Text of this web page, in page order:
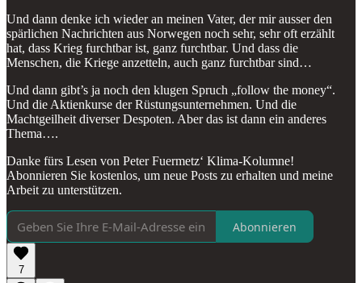
Und dann denke ich wieder an meinen Vater, der mir ausser den
spärlichen Nachrichten aus Norwegen noch sehr, sehr oft erzählt
hat, dass Krieg furchtbar ist, ganz furchtbar. Und dass die
Menschen, die Kriege anzetteln, auch ganz furchtbar sind…
Und dann gibt’s ja noch den klugen Spruch „follow the money“.
Und die Aktienkurse der Rüstungsunternehmen. Und die
Machtgeilheit diverser Despoten. Aber das ist dann ein anderes
Thema….
Danke fürs Lesen von Peter Fuermetz‘ Klima-Kolumne!
Abonnieren Sie kostenlos, um neue Posts zu erhalten und meine
Arbeit zu unterstützen.
Abonnieren
7